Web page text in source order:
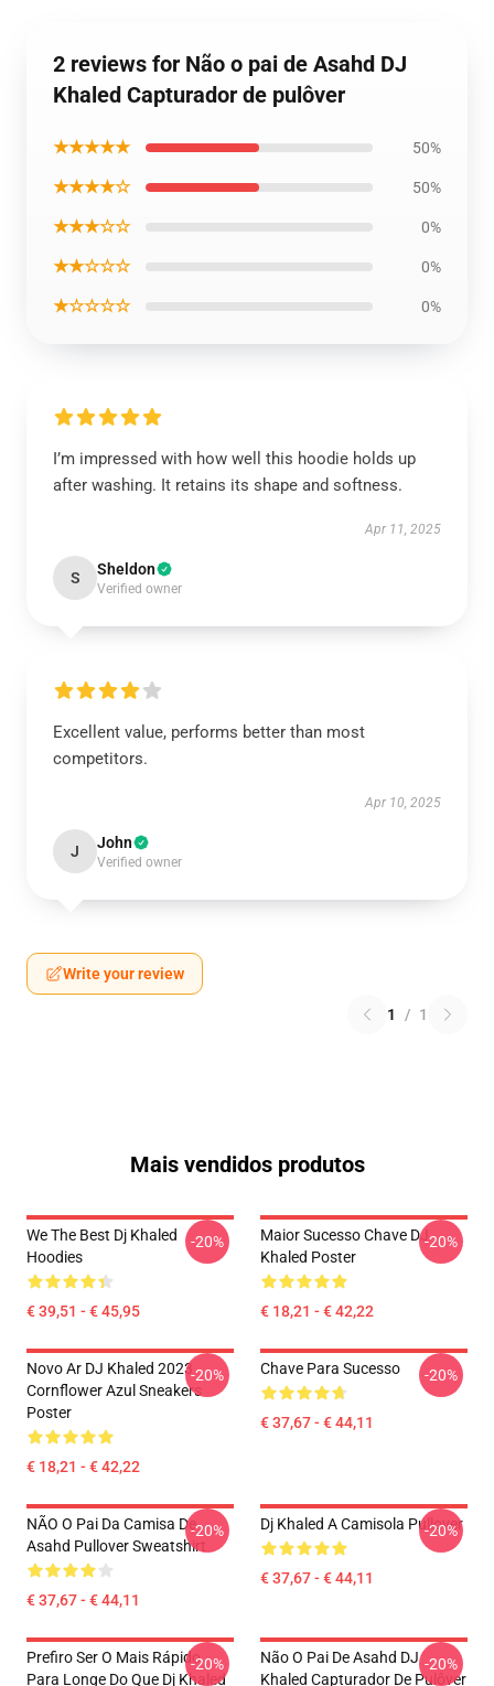
2 reviews for Não o pai de Asahd DJ
Khaled Capturador de pulôver
★★★★★ 50%
★★★★☆ 50%
★★★☆☆ 0%
★★☆☆☆ 0%
★☆☆☆☆ 0%
I’m impressed with how well this hoodie holds up
after washing. It retains its shape and softness.
Apr 11, 2025
S Sheldon
Verified owner
Excellent value, performs better than most
competitors.
Apr 10, 2025
J John
Verified owner
Write your review
1 / 1
Mais vendidos produtos
We The Best Dj Khaled
Hoodies
€ 39,51 - € 45,95
-20%
Maior Sucesso Chave DJ
Khaled Poster
€ 18,21 - € 42,22
-20%
Novo Ar DJ Khaled 2023
Cornflower Azul Sneakers
Poster
€ 18,21 - € 42,22
-20% Chave Para Sucesso
€ 37,67 - € 44,11
-20%
NÃO O Pai Da Camisa De
Asahd Pullover Sweatshirt
€ 37,67 - € 44,11
-20% Dj Khaled A Camisola Pullover
€ 37,67 - € 44,11
-20%
Prefiro Ser O Mais Rápido
Para Longe Do Que Dj Khaled
-20%
Não O Pai De Asahd DJ
Khaled Capturador De Pulôver
-20%